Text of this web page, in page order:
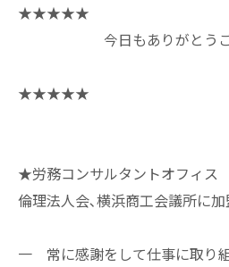
★★★★★
今日もありがとうござ
★★★★★
★労務コンサルタントオフィス
倫理法人会､横浜商工会議所に加
一 常に感謝をして仕事に取り